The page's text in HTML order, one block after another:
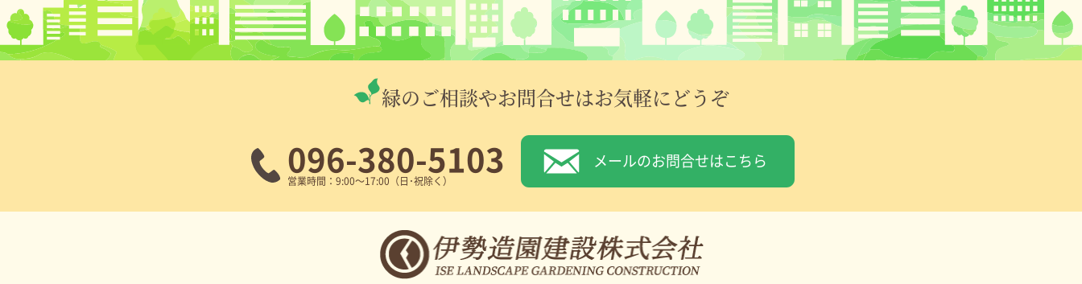
緑のご相談やお問合せはお気軽にどうぞ
096-380-5103
営業時間：9:00～17:00（日･祝除く）
メールのお問合せはこちら